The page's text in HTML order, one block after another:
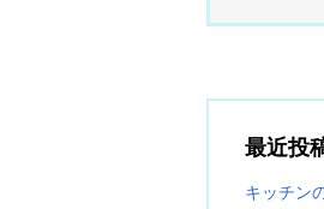
最近投
キッチン